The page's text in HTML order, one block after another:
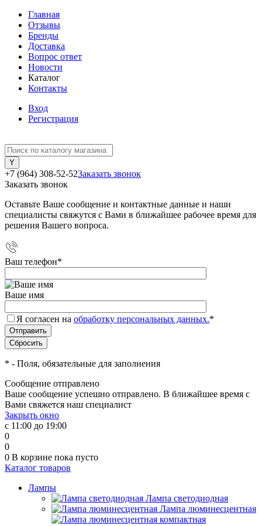
Главная
Отзывы
Бренды
Доставка
Вопрос ответ
Новости
Каталог
Контакты
Вход
Регистрация
+7 (964) 308-52-52Заказать звонок
Заказать звонок
Оставьте Ваше сообщение и контактные данные и наши
специалисты свяжутся с Вами в ближайшее рабочее время для
решения Вашего вопроса.
Ваш телефон*
Ваше имя
Я согласен на обработку персональных данных.*
* - Поля, обязательные для заполнения
Сообщение отправлено
Ваше сообщение успешно отправлено. В ближайшее время с
Вами свяжется наш специалист
Закрыть окно
с 11:00 до 19:00
0
0
0 В корзине пока пусто
Каталог товаров
Лампы
Лампа светодиодная
Лампа люминесцентная